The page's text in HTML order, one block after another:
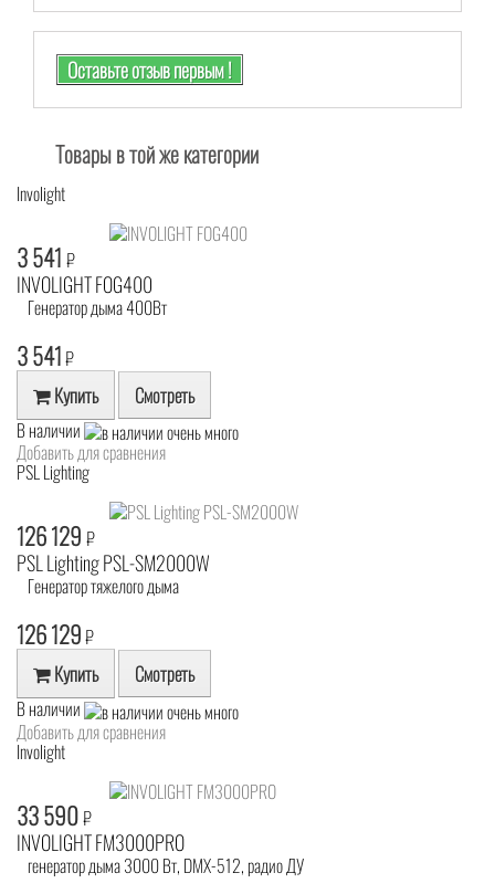
Оставьте отзыв первым !
Товары в той же категории
Involight
3 541 ₽
INVOLIGHT FOG400
Генератор дыма 400Вт
3 541₽
Купить Смотреть
В наличии
Добавить для сравнения
PSL Lighting
126 129 ₽
PSL Lighting PSL-SM2000W
Генератор тяжелого дыма
126 129₽
Купить Смотреть
В наличии
Добавить для сравнения
Involight
33 590₽
INVOLIGHT FM3000PRO
генератор дыма 3000 Вт, DMX-512, радио ДУ